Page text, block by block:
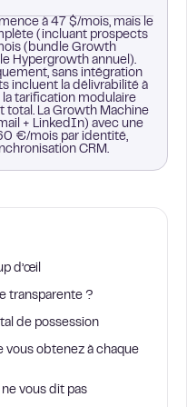
à 47 $/mois, mais le
(incluant prospects
(bundle Growth
Hypergrowth annuel).
sans intégration
incluent la délivrabilité à
tarification modulaire
total. La Growth Machine
+ LinkedIn) avec une
€/mois par identité,
CRM.
d’œil
transparente ?
de possession
vous obtenez à chaque
vous dit pas